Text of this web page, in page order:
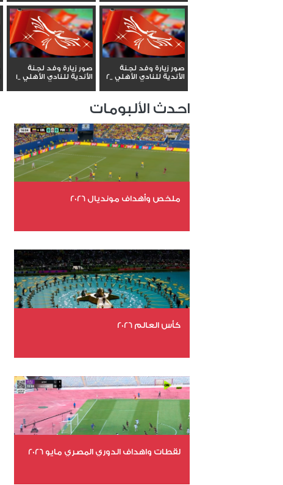
صور زيارة وفد لجنة
الأندية للنادي الأهلي _2
صور زيارة وفد لجنة
الأندية للنادي الأهلي _1
احدث الألبومات
ملخص وأهداف مونديال 2026
عدد المشاهدات 4830
كأس العالم 2026
عدد المشاهدات 10788
لقطات واهداف الدوري المصري مايو 2026